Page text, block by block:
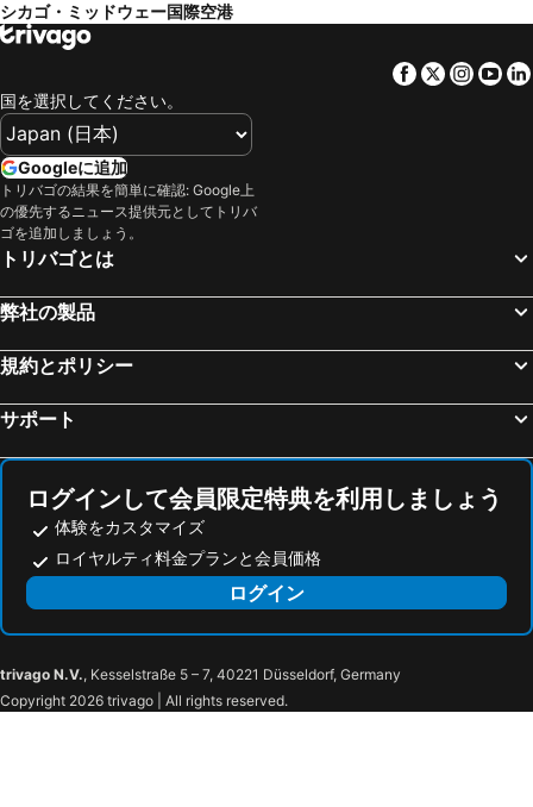
Holiday Inn & Suites Chicago-downtown By Ihg
Home2 Suites by Hilton Chicago River North
フェアモント シカゴ アット ミレニアム パーク
ヒルトン シカゴ-ミシガン アベニュー カルチュラル マイル
Best Western Plus O'Hare International South Hotel
Residence Inn Chicago Downtown Magnificent Mile
オムニ シカゴ ホテル
Bluegreen Vacations Hotel Blake, an Ascend Collection Hotel
シカゴ サウス ループ ホテル
ハンプトン イン & スイーツ シカゴ ダウンタウン
LondonHouse Chicago, Curio Collection by Hilton
The Chicago Hotel Collection River North
スカイラーク モーテル
シカゴ・マリオット・ミッドウェー
ハイアット プレース シカゴ ミッドウェイ エアポート
Holiday Inn Chicago – Midway Airport S By Ihg
Saratoga Motel By Capital O Near Midway Airport Chicago IL
WoodSpring Suites Chicago Midway
ヒルトン オーク ローン
ベストウェスタン プラス シカゴランド - カントリーサイド
Hampton Inn & Suites Chicago Medical District UIC
Harvey House Bed & Breakfast
Carleton of Oak Park
The Hoxton, Chicago
Hyatt Regency McCormick Place Chicago
Sable at Navy Pier Chicago, Curio Collection by Hilton
Hyatt Center
Printer's Row
United Center Park
190 South LaSalle Street
Marina City
Near North
400 East Ohio Street
North Center
St Ben's
Woodfield Mall
Milwaukee Art Museum
Historic Route 66 Tour Chicago
Chicago Riverwalk
The Trading Show Chicago
National Lawn & Garden Show
Lego
900 North Michigan
Route 66 Raceway
Kentland Municipal Airport
South Bend International Airport
グラントカウンティ空港
Archer Heights
Gage Park
Scottsdale
Brighton Park
Ashburn
Little Village
シカゴ・ミッドウェー国際空港
Facebook
Twitter
国を選択してください。
Googleに追加
トリバゴの結果を簡単に確認: Google上
の優先するニュース提供元としてトリバ
ゴを追加しましょう。
トリバゴとは
弊社の製品
規約とポリシー
サポート
ログインして会員限定特典を利用しましょう
体験をカスタマイズ
ロイヤルティ料金プランと会員価格
ログイン
trivago N.V., Kesselstraße 5 – 7, 40221 Düsseldorf, Germany
Copyright 2026 trivago | All rights reserved.